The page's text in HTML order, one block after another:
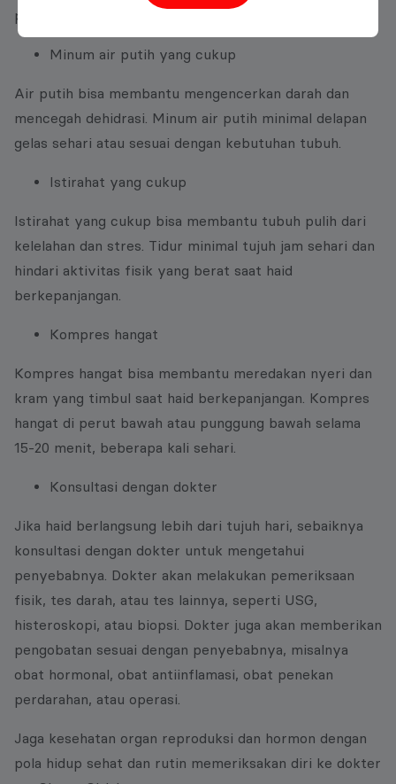
penyerapan zat besi.
Minum air putih yang cukup
Air putih bisa membantu mengencerkan darah dan
mencegah dehidrasi. Minum air putih minimal delapan
gelas sehari atau sesuai dengan kebutuhan tubuh.
Istirahat yang cukup
Istirahat yang cukup bisa membantu tubuh pulih dari
kelelahan dan stres. Tidur minimal tujuh jam sehari dan
hindari aktivitas fisik yang berat saat haid
berkepanjangan.
Kompres hangat
Kompres hangat bisa membantu meredakan nyeri dan
kram yang timbul saat haid berkepanjangan. Kompres
hangat di perut bawah atau punggung bawah selama
15-20 menit, beberapa kali sehari.
Konsultasi dengan dokter
Jika haid berlangsung lebih dari tujuh hari, sebaiknya
konsultasi dengan dokter untuk mengetahui
penyebabnya. Dokter akan melakukan pemeriksaan
fisik, tes darah, atau tes lainnya, seperti USG,
histeroskopi, atau biopsi. Dokter juga akan memberikan
pengobatan sesuai dengan penyebabnya, misalnya
obat hormonal, obat antiinflamasi, obat penekan
perdarahan, atau operasi.
Jaga kesehatan organ reproduksi dan hormon dengan
pola hidup sehat dan rutin memeriksakan diri ke dokter